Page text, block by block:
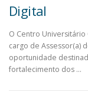
Digital
O Centro
cargo de Assessor(a)
oportunidade
fortalecimento dos …